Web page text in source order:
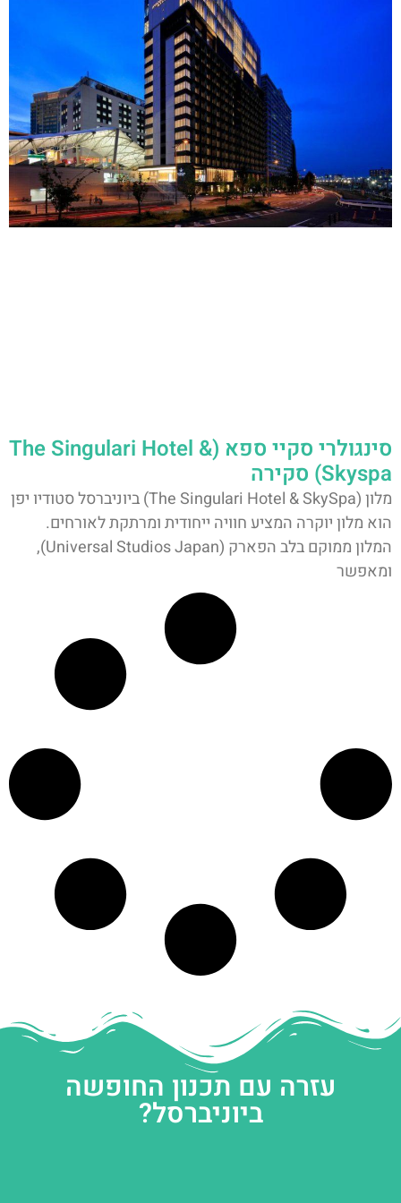
סינגולרי סקיי ספא (The Singulari Hotel &
Skyspa) סקירה
מלון (The Singulari Hotel & SkySpa) ביוניברסל סטודיו יפן
הוא מלון יוקרה המציע חוויה ייחודית ומרתקת לאורחים.
המלון ממוקם בלב הפארק (Universal Studios Japan),
ומאפשר
עזרה עם תכנון החופשה
ביוניברסל?